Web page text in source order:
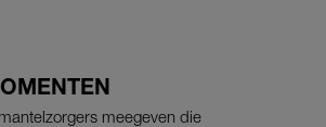
meegeven die